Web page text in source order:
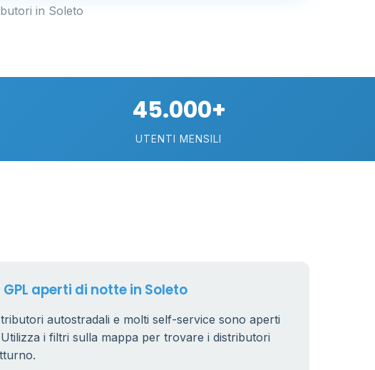
in Soleto
45.000+
UTENTI MENSILI
aperti di notte in Soleto
autostradali e molti self-service sono aperti
i filtri sulla mappa per trovare i distributori